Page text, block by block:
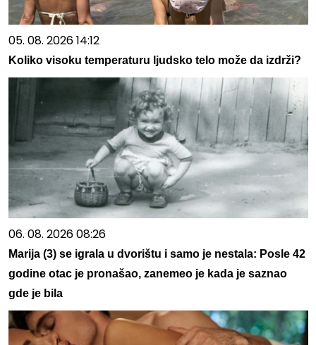
05. 08. 2026 14:12
Koliko visoku temperaturu ljudsko telo može da izdrži?
06. 08. 2026 08:26
Marija (3) se igrala u dvorištu i samo je nestala: Posle 42
godine otac je pronašao, zanemeo je kada je saznao
gde je bila